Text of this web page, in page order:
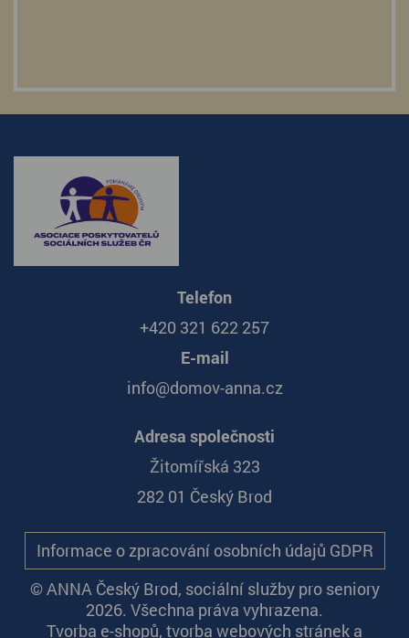
Telefon
+420 321 622 257
E-mail
info@domov-anna.cz
Adresa společnosti
Žitomířská 323
282 01 Český Brod
Informace o zpracování osobních údajů GDPR
© ANNA Český Brod, sociální služby pro seniory
2026. Všechna práva vyhrazena.
Tvorba e-shopů, tvorba webových stránek a